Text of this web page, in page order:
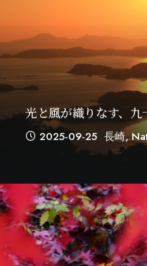
光と風が織りなす、九
2025-09-25 長崎,